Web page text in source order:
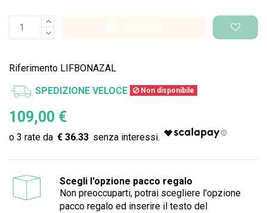
Riferimento LIFBONAZAL
SPEDIZIONE VELOCE Non disponibile
109,00 €
€ 36.33
Scegli l'opzione pacco regalo
Non preoccuparti, potrai scegliere l'opzione
pacco regalo ed inserire il testo del